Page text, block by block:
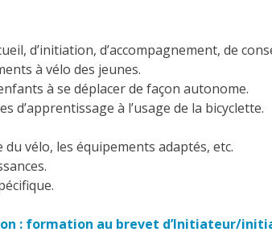
d’initiation, d’accompagnement, de
à vélo des jeunes.
à se déplacer de façon autonome.
d’apprentissage à l’usage de la bicyclette.
vélo, les équipements adaptés, etc.
: formation au brevet d’Initiateur/